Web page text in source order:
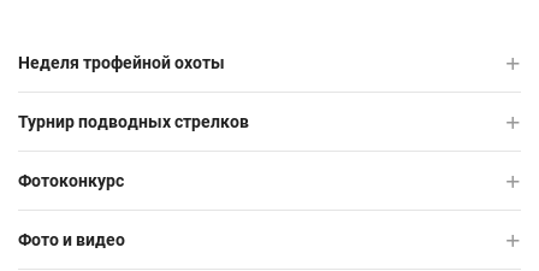
Неделя трофейной охоты
Турнир подводных стрелков
Фотоконкурс
Фото и видео